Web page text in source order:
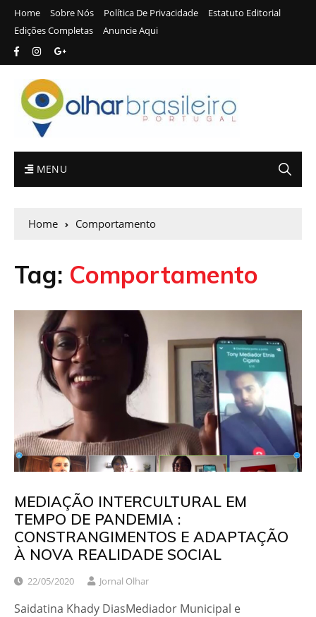
Home Sobre Nós Política De Privacidade
Estatuto Editorial
Edições Completas
Anuncie Aqui
MENU
Home Comportamento
Tag: Comportamento
MEDIAÇÃO INTERCULTURAL EM
TEMPO DE PANDEMIA :
CONSTRANGIMENTOS E ADAPTAÇÃO
À NOVA REALIDADE SOCIAL
22/05/2020 Jornal Olhar
Saidatina Khady DiasMediador Municipal e